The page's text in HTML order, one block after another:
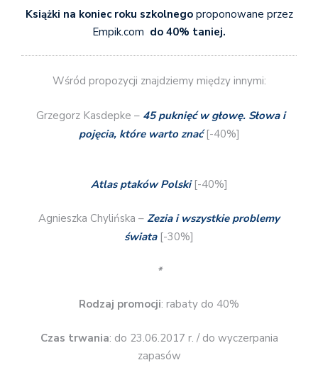
Książki na koniec roku szkolnegoproponowane przez
Empik.com do 40% taniej.
Wśród propozycji znajdziemy między innymi:
Grzegorz Kasdepke – 45 puknięć w głowę. Słowa i
pojęcia, które warto znać[-40%]
Atlas ptaków Polski[-40%]
Agnieszka Chylińska – Zezia i wszystkie problemy
świata[-30%]
*
Rodzaj promocji: rabaty do 40%
Czas trwania: do 23.06.2017 r. / do wyczerpania
zapasów